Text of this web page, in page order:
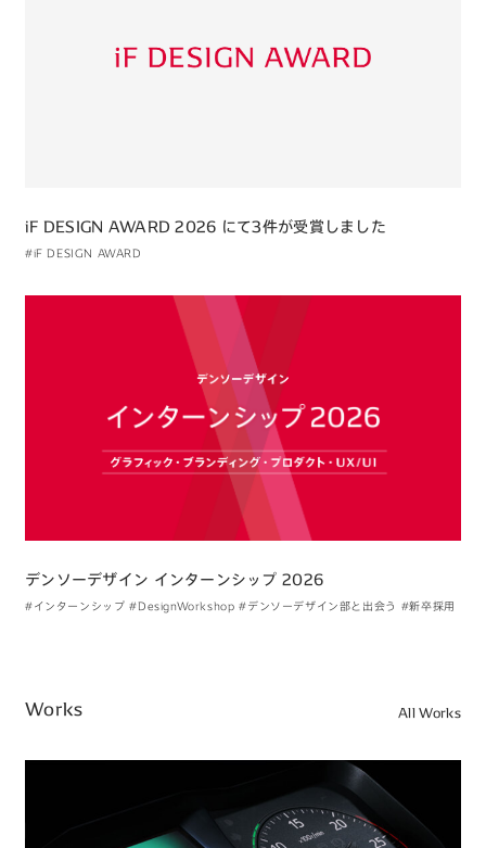
iF DESIGN AWARD 2026 にて3件が受賞しました
#iF DESIGN AWARD
デンソーデザイン インターンシップ 2026
#インターンシップ #DesignWorkshop #デンソーデザイン部と出会う #新卒採用
Works All Works